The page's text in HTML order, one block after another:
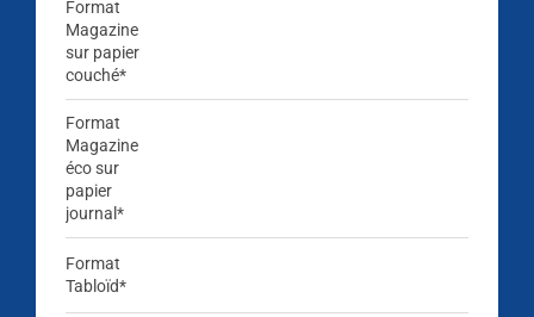
Format
Magazine
sur papier
couché*
Format
Magazine
éco sur
papier
journal*
Format
Tabloïd*